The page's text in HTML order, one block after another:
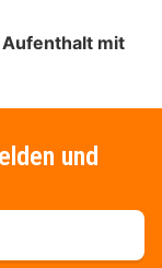
mit
und